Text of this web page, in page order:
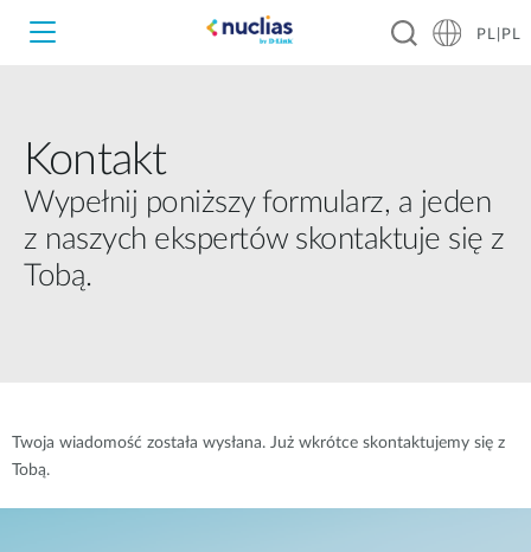
PL|PL
Kontakt
Wypełnij poniższy formularz, a jeden
z naszych ekspertów skontaktuje się z
Tobą.
Twoja wiadomość została wysłana. Już wkrótce skontaktujemy się z
Tobą.